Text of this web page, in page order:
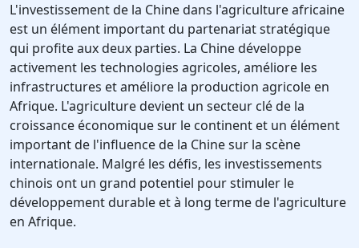
L'investissement de la Chine dans l'agriculture africaine
est un élément important du partenariat stratégique
qui profite aux deux parties. La Chine développe
activement les technologies agricoles, améliore les
infrastructures et améliore la production agricole en
Afrique. L'agriculture devient un secteur clé de la
croissance économique sur le continent et un élément
important de l'influence de la Chine sur la scène
internationale. Malgré les défis, les investissements
chinois ont un grand potentiel pour stimuler le
développement durable et à long terme de l'agriculture
en Afrique.